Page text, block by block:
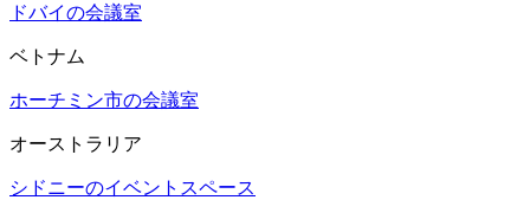
ドバイの会議室
ベトナム
ホーチミン市の会議室
オーストラリア
シドニーのイベントスペース